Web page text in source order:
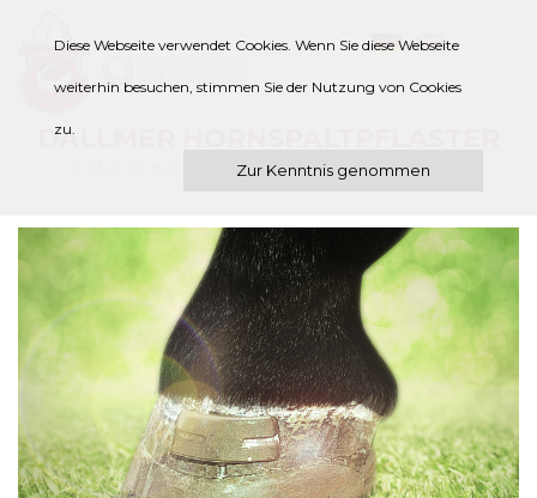
DALLMER HORNSPALTPFLASTER
Schützen den Huf bei Hornspalten
Diese Webseite verwendet Cookies. Wenn Sie diese Webseite
weiterhin besuchen, stimmen Sie der Nutzung von Cookies
zu.
Zur Kenntnis genommen